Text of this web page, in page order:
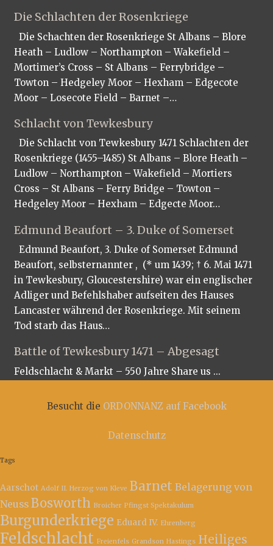
Die Schlachten der Rosenkriege
Die Schachten der Rosenkriege St Albans – Blore
Heath – Ludlow – Northampton – Wakefield –
Mortimer’s Cross – St Albans – Ferrybridge –
Towton – Hedgeley Moor – Hexham – Edgecote
Moor – Losecote Field – Barnet –…
Schlacht von Tewkesbury
Die Schlacht von Tewkesbury 1471 Schlachten der
Rosenkriege (1455–1485) St Albans – Blore Heath –
Ludlow – Northampton – Wakefield – Mortiers
Cross – St Albans – Ferry Bridge – Towton –
Hedgeley Moor – Hexham – Edgecte Moor…
Edmund Beaufort – 3. Duke of Somerset
Edmund Beaufort, 3. Duke of Somerset Edmund
Beaufort, selbsternannter , (* um 1439; † 6. Mai 1471
in Tewkesbury, Gloucestershire) war ein englischer
Adliger und Befehlshaber aufseiten des Hauses
Lancaster während der Rosenkriege. Mit seinem
Tod starb das Haus…
Battle of Tewkesbury 1471 – Abgesagt
Feldschlacht & Markt – 550 Jahre Share us ...
Besucht die ORDONNANZ auf Facebook
Datenschutz
Tags
Aarschot Adolf II. Herzog von Kleve Barnet Belagerung von
Neuss Bosworth Broicher Pfingst Spektakulum
Burgunderkriege Eduard IV. Ehrenberg
Feldschlacht Freienfels Grandson Hastings Heiliges